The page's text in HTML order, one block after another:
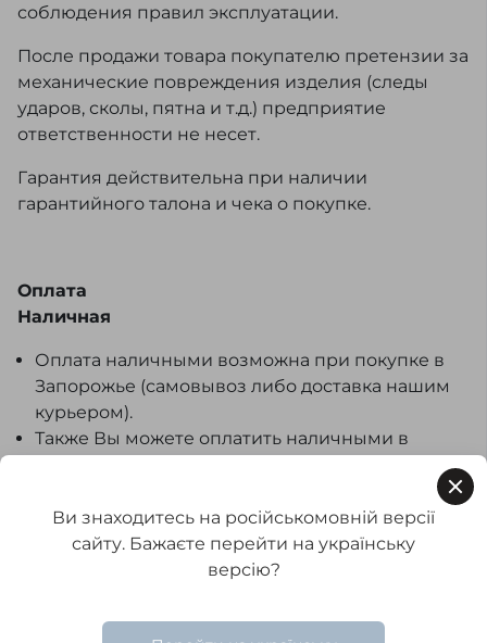
соблюдения правил эксплуатации.
После продажи товара покупателю претензии за
механические повреждения изделия (следы
ударов, сколы, пятна и т.д.) предприятие
ответственности не несет.
Гарантия действительна при наличии
гарантийного талона и чека о покупке.
Оплата
Наличная
Оплата наличными возможна при покупке в
Запорожье (самовывоз либо доставка нашим
курьером).
Также Вы можете оплатить наличными в
Оплата производится исключительно в
национальной валюте. В подтверждение
оплаты мы выдаем Вам товарный чек.
Оплата по безналичному расчету
Ви знаходитесь на російськомовній версії
сайту. Бажаєте перейти на українську
версію?